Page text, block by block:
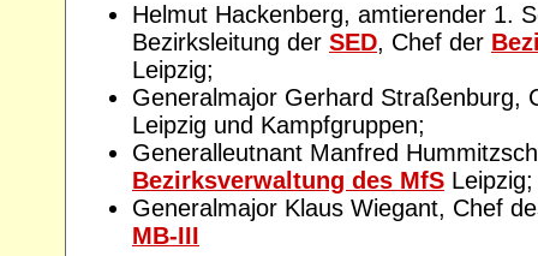
Helmut Hackenberg, amtierender 1.
Bezirksleitung der SED, Chef der
Leipzig;
Generalmajor Gerhard Straßenburg,
Leipzig und Kampfgruppen;
Generalleutnant Manfred
Bezirksverwaltung des MfS Leipzig;
Generalmajor Klaus Wiegant, Chef
MB-III